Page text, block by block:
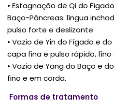
• Estagnação de Qi do
Baço-Pâncreas: língua
pulso forte e deslizante.
• Vazio de Yin do Fígado e
capa fina e pulso rápido, fino
• Vazio de Yang do Baço e
fino e em corda.
Formas de tratamento